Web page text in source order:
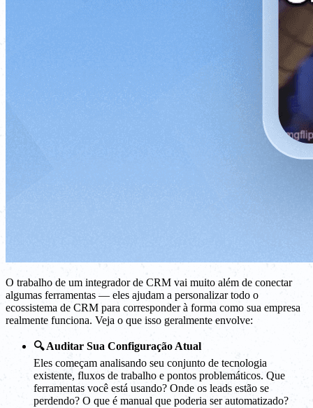
O trabalho de um integrador de CRM vai muito além de conectar
algumas ferramentas — eles ajudam a personalizar todo o
ecossistema de CRM para corresponder à forma como sua empresa
realmente funciona. Veja o que isso geralmente envolve:
🔍 Auditar Sua Configuração Atual
Eles começam analisando seu conjunto de tecnologia
existente, fluxos de trabalho e pontos problemáticos. Que
ferramentas você está usando? Onde os leads estão se
perdendo? O que é manual que poderia ser automatizado?